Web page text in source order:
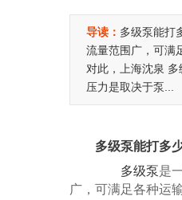
导读： 多级泵能打
流量范围广，可满
对此，上海沈泉
压力是取决于泵...
多级泵能打多
多级泵是
广，可满足各种运